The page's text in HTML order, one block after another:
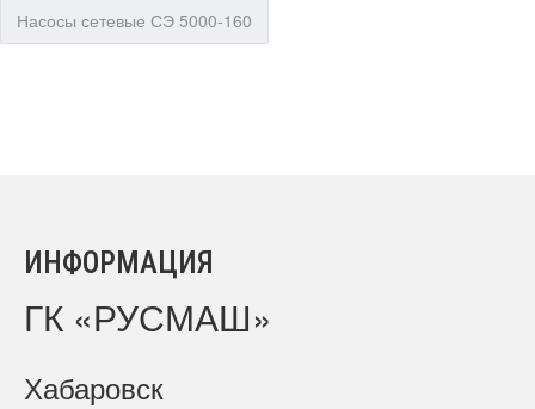
Насосы сетевые СЭ 5000-160
ИНФОРМАЦИЯ
ГК «РУСМАШ»
Хабаровск